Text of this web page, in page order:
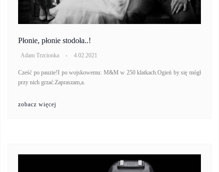
Płonie, płonie stodoła..!
Adam Trzcionka 4.02.2021
Cześć po pauzie!I po wojskowemu: M&M w 250 klatkach.Ogień by się mógł
przy nich grzać.Zapraszam,a.
zobacz więcej